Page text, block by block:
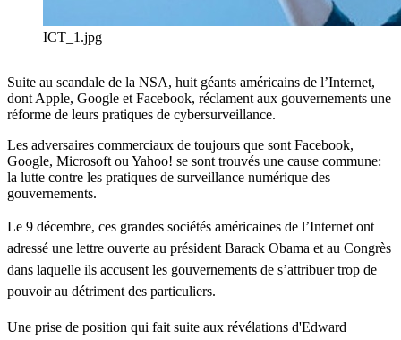
ICT_1.jpg
Suite au scandale de la NSA, huit géants américains de l’Internet,
dont Apple, Google et Facebook, réclament aux gouvernements une
réforme de leurs pratiques de cybersurveillance.
Les adversaires commerciaux de toujours que sont Facebook,
Google, Microsoft ou Yahoo! se sont trouvés une cause commune:
la lutte contre les pratiques de surveillance numérique des
gouvernements.
Le 9 décembre, ces grandes sociétés américaines de l’Internet ont
adressé une lettre ouverte au président Barack Obama et au Congrès
dans laquelle ils accusent les gouvernements de s’attribuer trop de
pouvoir au détriment des particuliers.
Une prise de position qui fait suite aux révélations d'Edward